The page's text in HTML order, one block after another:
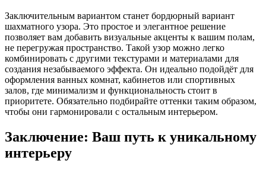
Заключительным вариантом станет бордюрный вариант
шахматного узора. Это простое и элегантное решение
позволяет вам добавить визуальные акценты к вашим полам,
не перегружая пространство. Такой узор можно легко
комбинировать с другими текстурами и материалами для
создания незабываемого эффекта. Он идеально подойдёт для
оформления ванных комнат, кабинетов или спортивных
залов, где минимализм и функциональность стоит в
приоритете. Обязательно подбирайте оттенки таким образом,
чтобы они гармонировали с остальным интерьером.
Заключение: Ваш путь к уникальному
интерьеру